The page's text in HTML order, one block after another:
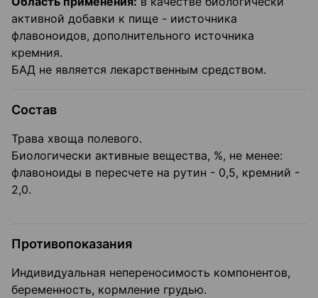
активной добавки к пище - иисточника
флавоноидов, дополнительного источника
кремния.
БАД не является лекарственным средством.
Состав
Трава хвоща полевого.
Биологически активные вещества, %, не менее:
флавоноиды в пересчете на рутин - 0,5, кремний -
2,0.
Противопоказания
Индивидуальная непереносимость компонентов,
беременность, кормление грудью.